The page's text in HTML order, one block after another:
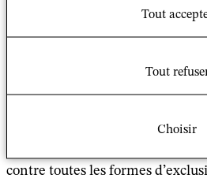
milieu auxquels a appartenu
à reprendre dans une œuvre de
référence ne doit pas être
impliquant une exclusivité au
préoccupations éthiques et
contre toutes les formes
Tout
Tout
Choisir